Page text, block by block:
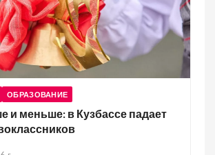
ОБРАЗОВАНИЕ
и меньше: в Кузбассе падает